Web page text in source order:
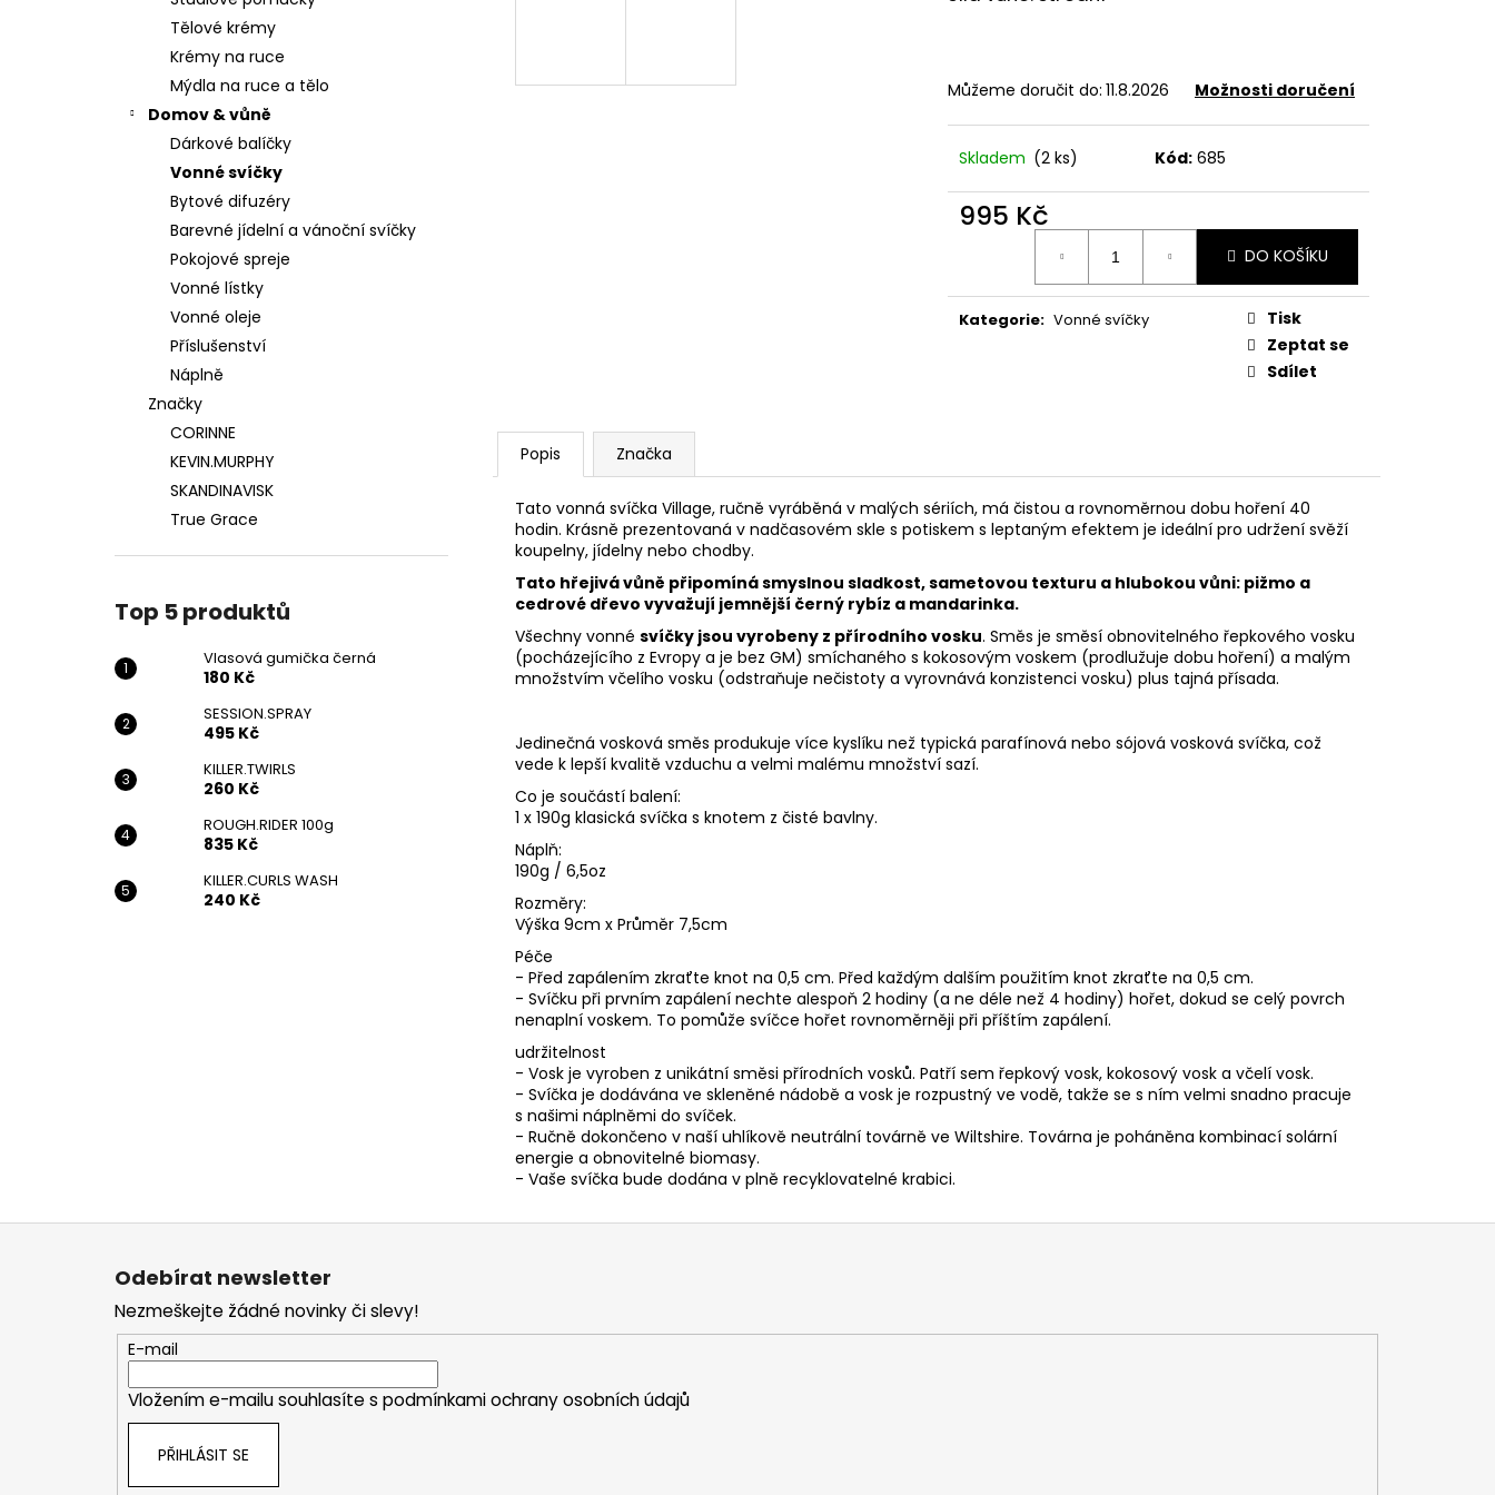
Tělové krémy
Krémy na ruce
Mýdla na ruce a tělo
Domov & vůně
Dárkové balíčky
Vonné svíčky
Bytové difuzéry
Barevné jídelní a vánoční svíčky
Pokojové spreje
Vonné lístky
Vonné oleje
Příslušenství
Náplně
Značky
CORINNE
KEVIN.MURPHY
SKANDINAVISK
True Grace
Top 5 produktů
Vlasová gumička černá
180 Kč
SESSION.SPRAY
495 Kč
KILLER.TWIRLS
260 Kč
ROUGH.RIDER 100g
835 Kč
KILLER.CURLS WASH
240 Kč
Můžeme doručit do: 11.8.2026 Možnosti doručení
Skladem (2 ks) Kód: 685
995 Kč
DO KOŠÍKU
Kategorie: Vonné svíčky
Tisk
Zeptat se
Sdílet
Popis Značka
Tato vonná svíčka Village, ručně vyráběná v malých sériích, má čistou a rovnoměrnou dobu hoření 40
hodin. Krásně prezentovaná v nadčasovém skle s potiskem s leptaným efektem je ideální pro udržení svěží
koupelny, jídelny nebo chodby.
Tato hřejivá vůně připomíná smyslnou sladkost, sametovou texturu a hlubokou vůni: pižmo a
cedrové dřevo vyvažují jemnější černý rybíz a mandarinka.
Všechny vonné svíčky jsou vyrobeny z přírodního vosku. Směs je směsí obnovitelného řepkového vosku
(pocházejícího z Evropy a je bez GM) smíchaného s kokosovým voskem (prodlužuje dobu hoření) a malým
množstvím včelího vosku (odstraňuje nečistoty a vyrovnává konzistenci vosku) plus tajná přísada.
Jedinečná vosková směs produkuje více kyslíku než typická parafínová nebo sójová vosková svíčka, což
vede k lepší kvalitě vzduchu a velmi malému množství sazí.
Co je součástí balení:
1 x 190g klasická svíčka s knotem z čisté bavlny.
Náplň:
190g / 6,5oz
Rozměry:
Výška 9cm x Průměr 7,5cm
Péče
- Před zapálením zkraťte knot na 0,5 cm. Před každým dalším použitím knot zkraťte na 0,5 cm.
- Svíčku při prvním zapálení nechte alespoň 2 hodiny (a ne déle než 4 hodiny) hořet, dokud se celý povrch
nenaplní voskem. To pomůže svíčce hořet rovnoměrněji při příštím zapálení.
udržitelnost
- Vosk je vyroben z unikátní směsi přírodních vosků. Patří sem řepkový vosk, kokosový vosk a včelí vosk.
- Svíčka je dodávána ve skleněné nádobě a vosk je rozpustný ve vodě, takže se s ním velmi snadno pracuje
s našimi náplněmi do svíček.
- Ručně dokončeno v naší uhlíkově neutrální továrně ve Wiltshire. Továrna je poháněna kombinací solární
energie a obnovitelné biomasy.
- Vaše svíčka bude dodána v plně recyklovatelné krabici.
180 Kč
Z
Odebírat newsletter
Nezmeškejte žádné novinky či slevy!
E-mail
Vložením e-mailu souhlasíte s podmínkami ochrany osobních údajů
PŘIHLÁSIT SE